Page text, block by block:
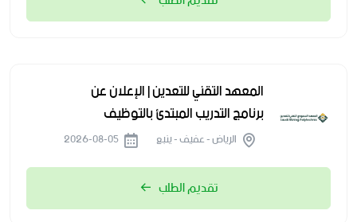
المعهد التقني للتعدين | الإعلان عن
برنامج التدريب المبتدئ بالتوظيف
الرياض - عفيف - ينبع
تقديم الطلب